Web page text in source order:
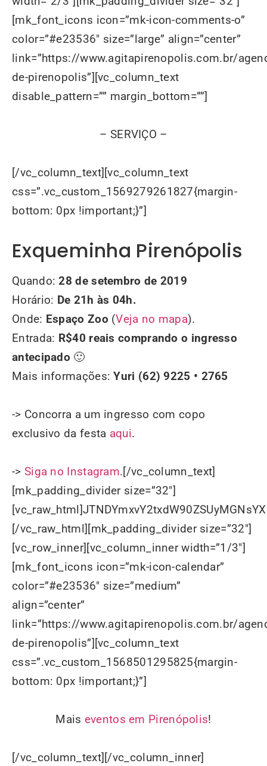
[mk_font_icons icon=”mk-icon-comments-o”
color=”#e23536″ size=”large” align=”center”
link=”https://www.agitapirenopolis.com.br/
de-pirenopolis”][vc_column_text
disable_pattern=”” margin_bottom=””]
– SERVIÇO –
[/vc_column_text][vc_column_text
css=”.vc_custom_1569279261827{margin-
bottom: 0px !important;}”]
Exqueminha Pirenópolis
Quando:28 de setembro de 2019
Horário: De 21h às 04h.
Onde: Espaço Zoo (Veja no mapa).
Entrada: R$40 reais comprando o ingresso
antecipado 🙂
Mais informações:Yuri (62) 9225 • 2765
-> Concorra a um ingresso com copo
exclusivo da festa aqui.
-> Siga no Instagram.[/vc_column_text][mk_padding_divider size=”32″][vc_raw_html]JTNDYmxvY2txdW90ZSUyMGNsYXNzJTNEJTIyaW5zdGFncmFtLW1lZGlhJTIyJTIwZGF0YS1pbnN0Z3JtLXBlcm1hbGluayUzRCUyMmh0dHBzJTNBJTJGJTJGd3d3Lmluc3RhZ3JhbS5jb20lMkZwJTJGQjJlWTVpQW5LTzYlMkYlM0Z1dG1fc291cmNlJTNEaWdfZW1iZWQlMjZhbXAlM0J1dG1fY2FtcGFpZ24lM0Rsb2FkaW5nJTIyJTIwZGF0YS1pbnN0Z3JtLXZlcnNpb24lM0QlMjIxMiUyMiUyMHN0eWxlJTNEJTIyJTIwYmFja2dyb3VuZCUzQSUyM0ZGRiUzQiUyMGJvcmRlciUzQTAlM0IlMjBib3JkZXItcmFkaXVzJTNBM3B4JTNCJTIwYm94LXNoYWRvdyUzQTAlMjAwJTIwMXB4JTIwMCUyMHJnYmElMjgwJTJDMCUyQzAlMkMwLjUlMjklMkMwJTIwMXB4JTIwMTBweCUyMDAlMjByZ2JhJTI4MCUyQzAlMkMwJTJDMC4xNSUyOSUzQiUyMG1hcmdpbiUzQSUyMDFweCUzQiUyMG1heC13aWR0aCUzQTU0MHB4JTNCJTIwbWluLXdpZHRoJTNBMzI2cHglM0IlMjBwYWRkaW5nJTNBMCUzQiUyMHdpZHRoJTNBOTkuMzc1JTI1JTNCJTIwd2lkdGglM0Etd2Via2l0LWNhbGMlMjgxMDAlMjUlMjAtJTIwMnB4JTI5JTNCJTIwd2lkdGglM0FjYWxjJTI4MTAwJTI1JTIwLSUyMDJweCUyOSUzQiUyMiUzRSUzQ2RpdiUyMHN0eWxlJTNEJTIycGFkZGluZyUzQTE2cHglM0IlMjIlM0UlMjAlM0NhJTIwaHJlZiUzRCUyMmh0dHBzJTNBJTJGJTJGd3d3Lmluc3RhZ3JhbS5jb20lMkZwJTJGQjJlWTVpQW5LTzYlMkYlM0Z1dG1fc291cmNlJTNEaWdfZW1iZWQlMjZhbXAlM0J1dG1fY2FtcGFpZ24lM0Rsb2FkaW5nJTIyJTIwc3R5bGUlM0QlMjIlMjBiYWNrZ3JvdW5kJTNBJTIzRkZGRkZGJTNCJTIwbGluZS1oZWlnaHQlM0EwJTNCJTIwcGFkZGluZyUzQTAlMjAwJTNCJTIwdGV4dC1hbGlnbiUzQWNlbnRlciUzQiUyMHRleHQtZGVjb3JhdGlvbiUzQW5vbmUlM0IlMjB3aWR0aCUzQTEwMCUyNSUzQiUyMiUyMHRhcmdldCUzRCUyMl9ibGFuayUyMiUzRSUyMCUzQ2RpdiUyMHN0eWxlJTNEJTIyJTIwZGlzcGxheSUzQSUyMGZsZXglM0IlMjBmbGV4LWRpcmVjdGlvbiUzQSUyMHJvdyUzQiUyMGFsaWduLWl0ZW1zJTNBJTIwY2VudGVyJTNCJTIyJTNFJTIwJTNDZGl2JTIwc3R5bGUlM0QlMjJiYWNrZ3JvdW5kLWNvbG9yJTNBJTIwJTIzRjRGNEY0JTNCJTIwYm9yZGVyLXJhZGl1cyUzQSUyMDUwJTI1JTNCJTIwZmxleC1ncm93JTNBJTIwMCUzQiUyMGhlaWdodCUzQSUyMDQwcHglM0IlMjBtYXJnaW4tcmlnaHQlM0ElMjAxNHB4JTNCJTIwd2lkdGglM0ElMjA0MHB4JTNCJTIyJTNFJTNDJTJGZGl2JTNFJTIwJTNDZGl2JTIwc3R5bGUlM0QlMjJkaXNwbGF5JTNBJTIwZmxleCUzQiUyMGZsZXgtZGlyZWN0aW9uJTNBJTIwY29sdW1uJTNCJTIwZmxleC1ncm93JTNBJTIwMSUzQiUyMGp1c3RpZnktY29udGVudCUzQSUyMGNlbnRlciUzQiUyMiUzRSUyMCUzQ2RpdiUyMHN0eWxlJTNEJTIyJTIwYmFja2dyb3VuZC1jb2xvciUzQSUyMCUyM0Y0RjRGNCUzQiUyMGJvcmRlci1yYWRpdXMlM0ElMjA0cHglM0IlMjBmbGV4LWdyb3clM0ElMjAwJTNCJTIwaGVpZ2h0JTNBJTIwMTRweCUzQiUyMG1hcmdpbi1ib3R0b20lM0ElMjA2cHglM0IlMjB3aWR0aCUzQSUyMDEwMHB4JTNCJTIyJTNFJTNDJTJGZGl2JTNFJTIwJTNDZGl2JTIwc3R5bGUlM0QlMjIlMjBiYWNrZ3JvdW5kLWNvbG9yJTNBJTIwJTIzRjRGNEY0JTNCJTIwYm9yZGVyLXJhZGl1cyUzQSUyMDRweCUzQiUyMGZsZXgtZ3JvdyUzQSUyMDAlM0IlMjBoZWlnaHQlM0ElMjAxNHB4JTNCJTIwd2lkdGglM0ElMjA2MHB4JTNCJTIyJTNFJTNDJTJGZGl2JTNFJTNDJTJGZGl2JTNFJTNDJTJGZGl2JTNFJTNDZGl2JTIwc3R5bGUlM0QlMjJwYWRkaW5nJTNBJTIwMTklMjUlMjAwJTNCJTIyJTNFJTNDJTJGZGl2JTNFJTIwJTNDZGl2JTIwc3R5bGUlM0QlMjJkaXNwbGF5JTNBYmxvY2slM0IlMjBoZWlnaHQlM0E1MHB4JTNCJTIwbWFyZ2luJTNBMCUyMGF1dG8lMjAxMnB4JTNCJTIwd2lkdGglM0E1MHB4JTNCJTIyJTNFJTNDc3ZnJTIwd2lkdGglM0QlMjI1MHB4JTIyJTIwaGVpZ2h0JTNEJTIyNTBweCUyMiUyMHZpZXdCb3glM0QlMjIwJTIwMCUyMDYwJTIwNjAlMjIlMjB2ZXJzaW9uJTNEJTIyMS4xJTIyJTIweG1sbnMlM0QlMjJodHRwcyUzQSUyRiUyRnd3dy53My5vcmclMkYyMDAwJTJGc3ZnJTIyJTIweG1sbnMlM0F4bGluayUzRCUyMmh0dHBzJTNBJTJGJTJGd3d3LnczLm9yZyUyRjE5OTklMkZ4bGluayUyMiUzRSUzQ2clMjBzdHJva2UlM0QlMjJub25lJTIyJTIwc3Ryb2tlLXdpZHRoJTNEJTIyMSUyMiUyMGZpbGwlM0QlMjJub25lJTIyJTIwZmlsbC1ydWxlJTNEJTIyZXZlbm9kZCUyMiUzRSUzQ2clMjB0cmFuc2Zvcm0lM0QlMjJ0cmFuc2xhdGUlMjgtNTExLjAwMDAwMCUyQyUyMC0yMC4wMDAwMDAlMjklMjIlMjBmaWxsJTNEJTIyJTIzMDAwMDAwJTIyJTNFJTNDZyUzRSUzQ3BhdGglMjBkJTNEJTIyTTU1Ni44NjklMkMzMC40MSUyMEM1NTQuODE0JTJDMzAuNDElMjA1NTMuMTQ4JTJDMzIuMDc2JTIwNTUzLjE0OCUyQzM0LjEzMSUyMEM1NTMuMTQ4JTJDMzYuMTg2JTIwNTU0LjgxNCUyQzM3Ljg1MiUyMDU1Ni44NjklMkMzNy44NTIlMjBDNTU4LjkyNCUyQzM3Ljg1MiUyMDU2MC41OSUyQzM2LjE4NiUyMDU2MC41OSUyQzM0LjEzMSUyMEM1NjAuNTklMkMzMi4wNzYlMjA1NTguOTI0JTJDMzAuNDElMjA1NTYuODY5JTJDMzAuNDElMjBNNTQxJTJDNjAuNjU3JTIwQzUzNS4xMTQlMkM2MC42NTclMjA1MzAuMzQyJTJDNTUuODg3JTIwNTMwLjM0MiUyQzUwJTIwQzUzMC4zNDIlMkM0NC4xMTQlMjA1MzUuMTE0JTJDMzkuMzQyJTIwNTQxJTJDMzkuMzQyJTIwQzU0Ni44ODclMkMzOS4zNDIlMjA1NTEuNjU4JTJDNDQuMTE0JTIwNTUxLjY1OCUyQzUwJTIwQzU1MS42NTglMkM1NS44ODclMjA1NDYuODg3JTJDNjAuNjU3JTIwNTQxJTJDNjAuNjU3JTIwTTU0MSUyQzMzLjg4NiUyMEM1MzIuMSUyQzMzLjg4NiUyMDUyNC44ODYlMkM0MS4xJTIwNTI0Ljg4NiUyQzUwJTIwQzUyNC44ODYlMkM1OC44OTklMjA1MzIuMSUyQzY2LjExMyUyMDU0MSUyQzY2LjExMyUyMEM1NDkuOSUyQzY2LjExMyUyMDU1Ny4xMTUlMkM1OC44OTklMjA1NTcuMTE1JTJDNTAlMjBDNTU3LjExNSUyQzQxLjElMjA1NDkuOSUyQzMzLjg4NiUyMDU0MSUyQzMzLjg4NiUyME01NjUuMzc4JTJDNjIuMTAxJTIwQzU2NS4yNDQlMkM2NS4wMjIlMjA1NjQuNzU2JTJDNjYuNjA2JTIwNTY0LjM0NiUyQzY3LjY2MyUyMEM1NjMuODAzJTJDNjkuMDYlMjA1NjMuMTU0JTJDNzAuMDU3JTIwNTYyLjEwNiUyQzcxLjEwNiUyMEM1NjEuMDU4JTJDNzIuMTU1JTIwNTYwLjA2JTJDNzIuODAzJTIwNTU4LjY2MiUyQzczLjM0NyUyMEM1NTcuNjA3JTJDNzMuNzU3JTIwNTU2LjAyMSUyQzc0LjI0NCUyMDU1My4xMDIlMkM3NC4zNzglMjBDNTQ5Ljk0NCUyQzc0LjUyMSUyMDU0OC45OTclMkM3NC41NTIlMjA1NDElMkM3NC41NTIlMjBDNTMzLjAwMyUyQzc0LjU1MiUyMDUzMi4wNTYlMkM3NC41MjElMjA1MjguODk4JTJDNzQuMzc4JTIwQzUyNS45NzklMkM3NC4yNDQlMjA1MjQuMzkzJTJDNzMuNzU3JTIwNTIzLjMzOCUyQzczLjM0NyUyMEM1MjEuOTQlMkM3Mi44MDMlMjA1MjAuOTQyJTJDNzIuMTU1JTIwNTE5Ljg5NCUyQzcxLjEwNiUyMEM1MTguODQ2JTJDNzAuMDU3JTIwNTE4LjE5NyUyQzY5LjA2JTIwNTE3LjY1NCUyQzY3LjY2MyUyMEM1MTcuMjQ0JTJDNjYuNjA2JTIwNTE2Ljc1NSUyQzY1LjAyMiUyMDUxNi42MjMlMkM2Mi4xMDElMjBDNTE2LjQ3OSUyQzU4Ljk0MyUyMDUxNi40NDglMkM1Ny45OTYlMjA1MTYuNDQ4JTJDNTAlMjBDNTE2LjQ0OCUyQzQyLjAwMyUyMDUxNi40NzklMkM0MS4wNTYlMjA1MTYuNjIzJTJDMzcuODk5JTIwQzUxNi43NTUlMkMzNC45NzglMjA1MTcuMjQ0JTJDMzMuMzkxJTIwNTE3LjY1NCUyQzMyLjMzOCUyMEM1MTguMTk3JTJDMzAuOTM4JTIwNTE4Ljg0NiUyQzI5Ljk0MiUyMDUxOS44OTQlMkMyOC44OTQlMjBDNTIwLjk0MiUyQzI3Ljg0NiUyMDUyMS45NCUyQzI3LjE5NiUyMDUyMy4zMzglMkMyNi42NTQlMjBDNTI0LjM5MyUyQzI2LjI0NCUyMDUyNS45NzklMkMyNS43NTYlMjA1MjguODk4JTJDMjUuNjIzJTIwQzUzMi4wNTclMkMyNS40NzklMjA1MzMuMDA0JTJDMjUuNDQ4JTIwNTQxJTJDMjUuNDQ4JTIwQzU0OC45OTclMkMyNS40NDglMjA1NDkuOTQzJTJDMjUuNDc5JTIwNTUzLjEwMiUyQzI1LjYyMyUyMEM1NTYuMDIxJTJDMjUuNzU2JTIwNTU3LjYwNyUyQzI2LjI0NCUyMDU1OC42NjIlMkMyNi42NTQlMjBDNTYwLjA2JTJDMjcuMTk2JTIwNTYxLjA1OCUyQzI3Ljg0NiUyMDU2Mi4xMDYlMkMyOC44OTQlMjBDNTYzLjE1NCUyQzI5Ljk0MiUyMDU2My44MDMlMkMzMC45MzglMjA1NjQuMzQ2JTJDMzIuMzM4JTIwQzU2NC43NTYlMkMzMy4zOTElMjA1NjUuMjQ0JTJDMzQuOTc4JTIwNTY1LjM3OCUyQzM3Ljg5OSUyMEM1NjUuNTIyJTJDNDEuMDU2JTIwNTY1LjU1MiUyQzQyLjAwMyUyMDU2NS41NTIlMkM1MCUyMEM1NjUuNTUyJTJDNTcuOTk2JTIwNTY1LjUyMiUyQzU4Ljk0MyUyMDU2NS4zNzglMkM2Mi4xMDElMjBNNTcwLjgyJTJDMzcuNjMxJTIwQzU3MC42NzQlMkMzNC40MzglMjA1NzAuMTY3JTJDMzIuMjU4JTIwNTY5LjQyNSUyQzMwLjM0OSUyMEM1NjguNjU5JTJDMjguMzc3JTIwNTY3LjYzMyUyQzI2LjcwMiUyMDU2NS45NjUlMkMyNS4wMzUlMjBDNTY0LjI5NyUyQzIzLjM2OCUyMDU2Mi42MjMlMkMyMi4zNDIlMjA1NjAuNjUyJTJDMjEuNTc1JTIwQzU1OC43NDMlMkMyMC44MzQlMjA1NTYuNTYyJTJDMjAuMzI2JTIwNTUzLjM2OSUyQzIwLjE4JTIwQzU1MC4xNjklMkMyMC4wMzMlMjA1NDkuMTQ4JTJDMjAlMjA1NDElMkMyMCUyMEM1MzIuODUzJTJDMjAlMjA1MzEuODMxJTJDMjAuMDMzJTIwNTI4LjYzMSUyQzIwLjE4JTIwQzUyNS40MzglMkMyMC4zMjYlMjA1MjMuMjU3JTJDMjAuODM0JTIwNTIxLjM0OSUyQzIxLjU3NSUyMEM1MTkuMzc2JTJDMjIuMzQyJTIwNTE3LjcwMyUyQzIzLjM2OCUyMDUxNi4wMzUlMkMyNS4wMzUlMjBDNTE0LjM2OCUyQzI2LjcwMiUyMDUxMy4zNDIlMkMyOC4zNzclMjA1MTIuNTc0JTJDMzAuMzQ5JTIwQzUxMS44MzQlMkMzMi4yNTglMjA1MTEuMzI2JTJDMzQuNDM4JTIwNTExLjE4MSUyQzM3LjYzMSUyMEM1MTEuMDM1JTJDNDAuODMxJTIwNTExJTJDNDEuODUxJTIwNTExJTJDNTAlMjBDNTExJTJDNTguMTQ3JTIwNTExLjAzNSUyQzU5LjE3JTIwNTExLjE4MSUyQzYyLjM2OSUyMEM1MTEuMzI2JTJDNjUuNTYyJTIwNTExLjgzNCUyQzY3Ljc0MyUyMDUxMi41NzQlMkM2OS42NTElMjBDNTEzLjM0MiUyQzcxLjYyNSUyMDUxNC4zNjglMkM3My4yOTYlMjA1MTYuMDM1JTJDNzQuOTY1JTIwQzUxNy43MDMlMkM3Ni42MzQlMjA1MTkuMzc2JTJDNzcuNjU4JTIwNTIxLjM0OSUyQzc4LjQyNSUyMEM1MjMuMjU3JTJDNzkuMTY3JTIwNTI1LjQzOCUyQzc5LjY3MyUyMDUyOC42MzElMkM3OS44MiUyMEM1MzEuODMxJTJDNzkuOTY1JTIwNTMyLjg1MyUyQzgwLjAwMSUyMDU0MSUyQzgwLjAwMSUyMEM1NDkuMTQ4JTJDODAuMDAxJTIwNTUwLjE2OSUyQzc5Ljk2NSUyMDU1My4zNjklMkM3OS44MiUyMEM1NTYuNTYyJTJDNzkuNjczJTIwNTU4Ljc0MyUyQzc5LjE2NyUyMDU2MC42NTIlMkM3OC40MjUlMjBDNTYyLjYyMyUyQzc3LjY1OCUyMDU2NC4yOTclMkM3Ni42MzQlMjA1NjUuOTY1JTJDNzQuOTY1JTIwQzU2Ny42MzMlMkM3My4yOTYlMjA1NjguNjU5JTJDNzEuNjI1JTIwNTY5LjQyNSUyQzY5LjY1MSUyMEM1NzAuMTY3JTJDNjcuNzQzJTIwNTcwLjY3NCUyQzY1LjU2MiUyMDU3MC44MiUyQzYyLjM2OSUyMEM1NzAuOTY2JTJDNTkuMTclMjA1NzElMkM1OC4xNDclMjA1NzElMkM1MCUyMEM1NzElMkM0MS44NTElMjA1NzAuOTY2JTJDNDAuODMxJTIwNTcwLjgyJTJDMzcuNjMxJTIyJTNFJTNDJTJGcGF0aCUzRSUzQyUyRmclM0UlM0MlMkZnJTNFJTNDJTJGZyUzRSUzQyUyRnN2ZyUzRSUzQyUyRmRpdiUzRSUzQ2RpdiUyMHN0eWxlJTNEJTIycGFkZGluZy10b3AlM0ElMjA4cHglM0IlMjIlM0UlMjAlM0NkaXYlMjBzdHlsZSUzRCUyMiUyMGNvbG9yJTNBJTIzMzg5N2YwJTNCJTIwZm9udC1mYW1pbHklM0FBcmlhbCUyQ3NhbnMtc2VyaWYlM0IlMjBmb250LXNpemUlM0ExNHB4JTNCJTIwZm9udC1zdHlsZSUzQW5vcm1hbCUzQiUyMGZvbnQtd2VpZ2h0JTNBNTUwJTNCJTIwbGluZS1oZWlnaHQlM0ExOHB4JTNCJTIyJTNFJTIwVmVyJTIwZXNzYSUyMGZvdG8lMjBubyUyMEluc3RhZ3JhbSUzQyUyRmRpdiUzRSUzQyUyRmRpdiUzRSUzQ2RpdiUyMHN0eWxlJTNEJTIycGFkZGluZyUzQSUyMDEyLjUlMjUlMjAwJTNCJTIyJTNFJTNDJTJGZGl2JTNFJTIwJTNDZGl2JTIwc3R5bGUlM0QlMjJkaXNwbGF5JTNBJTIwZmxleCUzQiUyMGZsZXgtZGlyZWN0aW9uJTNBJTIwcm93JTNCJTIwbWFyZ2luLWJvdHRvbSUzQSUyMDE0cHglM0IlMjBhbGlnbi1pdGVtcyUzQSUyMGNlbnRlciUzQiUyMiUzRSUzQ2RpdiUzRSUyMCUzQ2RpdiUyMHN0eWxlJTNEJTIyYmFja2dyb3VuZC1jb2xvciUzQSUyMCUyM0Y0RjRGNCUzQiUyMGJvcmRlci1yYWRpdXMlM0ElMjA1MCUyNSUzQiUyMGhlaWdodCUzQSUyMDEyLjVweCUzQiUyMHdpZHRoJTNBJTIwMTIuNXB4JTNCJTIwdHJhbnNmb3JtJTNBJTIwdHJhbnNsYXRlWCUyODBweCUyOSUyMHRyYW5zbGF0ZVklMjg3cHglMjklM0IlMjIlM0UlM0MlMkZkaXYlM0UlMjAlM0NkaXYlMjBzdHlsZSUzRCUyMmJhY2tncm91bmQtY29sb3IlM0ElMjAlMjNGNEY0RjQlM0IlMjBoZWlnaHQlM0ElMjAxMi41cHglM0IlMjB0cmFuc2Zvcm0lM0ElMjByb3RhdGUlMjgtNDVkZWclMjklMjB0cmFuc2xhdGVYJTI4M3B4JTI5JTIwdHJhbnNsYXRlWSUyODFweCUyOSUzQiUyMHdpZHRoJTNBJTIwMTIuNXB4JTNCJTIwZmxleC1ncm93JTNBJTIwMCUzQiUyMG1hcmdpbi1yaWdodCUzQSUyMDE0cHglM0IlMjBtYXJnaW4tbGVmdCUzQSUyMDJweCUzQiUyMiUzRSUzQyUyRmRpdiUzRSUyMCUzQ2RpdiUyMHN0eWxlJTNEJTIyYmFja2dyb3VuZC1jb2xvciUzQSUyMCUyM0Y0RjRGNCUzQiUyMGJvcmRlci1yYWRpdXMlM0ElMjA1MCUyNSUzQiUyMGhlaWdodCUzQSUyMDEyLjVweCUzQiUyMHdpZHRoJTNBJTIwMTIuNXB4JTNCJTIwdHJhbnNmb3JtJTNBJTIwdHJhbnNsYXRlWCUyODlweCUyOSUyMHRyYW5zbGF0ZVklMjgtMThweCUyOSUzQiUyMiUzRSUzQyUyRmRpdiUzRSUzQyUyRmRpdiUzRSUzQ2RpdiUyMHN0eWxlJTNEJTIybWFyZ2luLWxlZnQlM0ElMjA4cHglM0IlMjIlM0UlMjAlM0NkaXYlMjBzdHlsZSUzRCUyMiUyMGJhY2tncm91bmQtY29sb3IlM0ElMjAlMjNGNEY0RjQlM0IlMjBib3JkZXItcmFkaXVzJTNBJTIwNTAlMjUlM0IlMjBmbGV4LWdyb3clM0ElMjAwJTNCJTIwaGVpZ2h0JTNBJTIwMjBweCUzQiUyMHdpZHRoJTNBJTIwMjBweCUzQiUyMiUzRSUzQyUyRmRpdiUzRSUyMCUzQ2RpdiUyMHN0eWxlJTNEJTIyJTIwd2lkdGglM0ElMjAwJTNCJTIwaGVpZ2h0JTNBJTIwMCUzQiU
Mais eventos em Pirenópolis!
[/vc_column_text][/vc_column_inner]